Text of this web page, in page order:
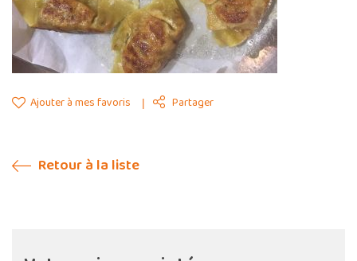
Ajouter à mes favoris Partager
Retour à la liste